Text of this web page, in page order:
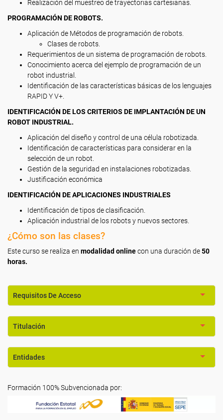
Realización del muestreo de trayectorias cartesianas.
PROGRAMACIÓN DE ROBOTS.
Aplicación de Métodos de programación de robots.
Clases de robots.
Requerimientos de un sistema de programación de robots.
Conocimiento acerca del ejemplo de programación de un
robot industrial.
Identificación de las características básicas de los lenguajes
RAPID Y V+.
IDENTIFICACIÓN DE LOS CRITERIOS DE IMPLANTACIÓN DE UN
ROBOT INDUSTRIAL.
Aplicación del diseño y control de una célula robotizada.
Identificación de características para considerar en la
selección de un robot.
Gestión de la seguridad en instalaciones robotizadas.
Justificación económica
IDENTIFICACIÓN DE APLICACIONES INDUSTRIALES
Identificación de tipos de clasificación.
Aplicación industrial de los robots y nuevos sectores.
¿Cómo son las clases?
Este curso se realiza en modalidad onlinecon una duración de50
horas.
Requisitos De Acceso
Titulación
Entidades
Formación 100% Subvencionada por: